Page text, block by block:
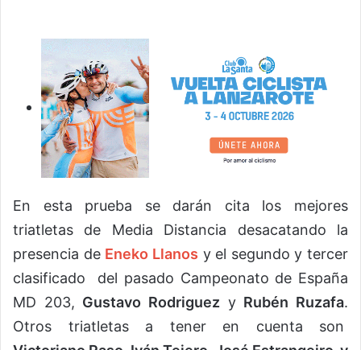
En esta prueba se darán cita los mejores
triatletas de Media Distancia desacatando la
presencia de Eneko Llanos y el segundo y tercer
clasificado del pasado Campeonato de España
MD 203, Gustavo Rodriguez y Rubén Ruzafa.
Otros triatletas a tener en cuenta son